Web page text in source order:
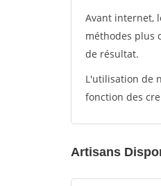
Avant internet,
méthodes plus
de résultat.
L'utilisation de
fonction des
Artisans